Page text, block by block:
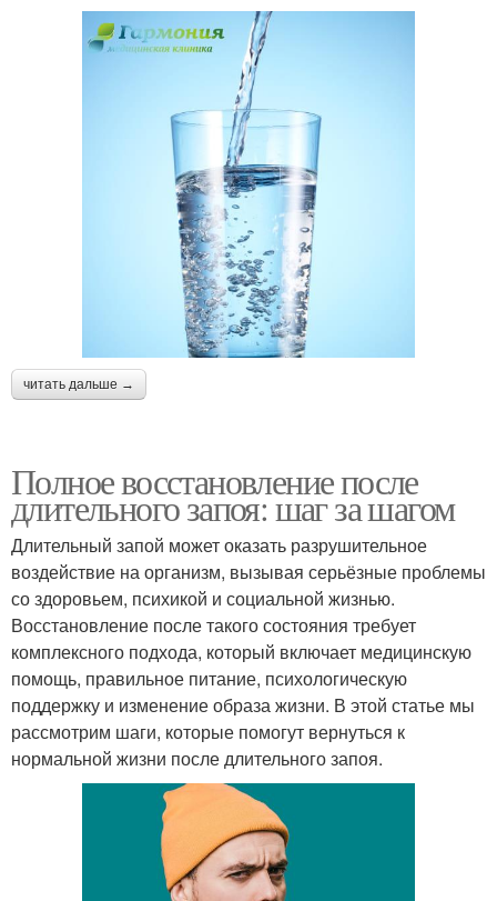
читать дальше →
Полное восстановление после
длительного запоя: шаг за шагом
Длительный запой может оказать разрушительное
воздействие на организм, вызывая серьёзные проблемы
со здоровьем, психикой и социальной жизнью.
Восстановление после такого состояния требует
комплексного подхода, который включает медицинскую
помощь, правильное питание, психологическую
поддержку и изменение образа жизни. В этой статье мы
рассмотрим шаги, которые помогут вернуться к
нормальной жизни после длительного запоя.